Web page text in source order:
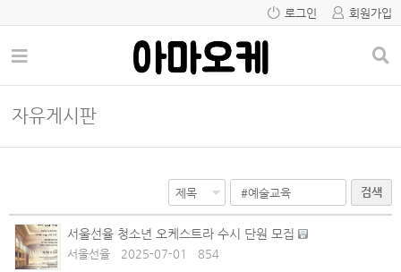
로그인 회원가입
자유게시판
검색
서울선율 청소년 오케스트라 수시 단원 모집
서울선율 2025-07-01 854